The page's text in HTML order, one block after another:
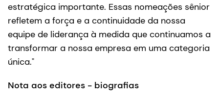
estratégica importante. Essas nomeações sênior
refletem a força e a continuidade da nossa
equipe de liderança à medida que continuamos a
transformar a nossa empresa em uma categoria
única."
Nota aos editores - biografias